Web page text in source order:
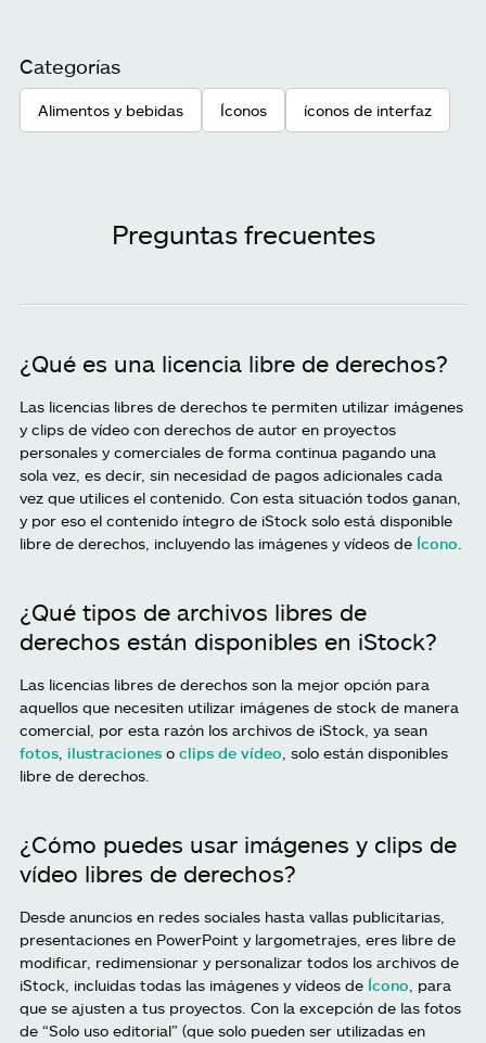
Categorías
Alimentos y bebidas Íconos íconos de interfaz
Preguntas frecuentes
¿Qué es una licencia libre de derechos?
Las licencias libres de derechos te permiten utilizar imágenes
y clips de vídeo con derechos de autor en proyectos
personales y comerciales de forma continua pagando una
sola vez, es decir, sin necesidad de pagos adicionales cada
vez que utilices el contenido. Con esta situación todos ganan,
y por eso el contenido íntegro de iStock solo está disponible
libre de derechos, incluyendo las imágenes y vídeos de Ícono
¿Qué tipos de archivos libres de
derechos están disponibles en iStock?
Las licencias libres de derechos son la mejor opción para
aquellos que necesiten utilizar imágenes de stock de manera
comercial, por esta razón los archivos de iStock, ya sean
fotos ilustraciones o clips de vídeo , solo están disponibles
libre de derechos.
¿Cómo puedes usar imágenes y clips de
vídeo libres de derechos?
Desde anuncios en redes sociales hasta vallas publicitarias,
presentaciones en PowerPoint y largometrajes, eres libre de
modificar, redimensionar y personalizar todos los archivos de
iStock, incluidas todas las imágenes y vídeos de Ícono , para
que se ajusten a tus proyectos. Con la excepción de las fotos
de “Solo uso editorial” (que solo pueden ser utilizadas en